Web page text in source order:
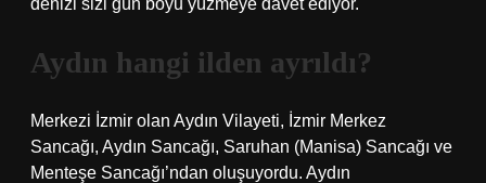
denizi sizi gün boyu yüzmeye davet ediyor.
Aydın hangi ilden ayrıldı?
Merkezi İzmir olan Aydın Vilayeti, İzmir Merkez
Sancağı, Aydın Sancağı, Saruhan (Manisa) Sancağı ve
Menteşe Sancağı’ndan oluşuyordu. Aydın